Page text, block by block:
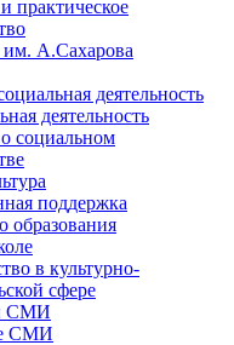
практическое
А.Сахарова
деятельность
деятельность
социальном
поддержка
образования
в культурно-
сфере
СМИ
СМИ